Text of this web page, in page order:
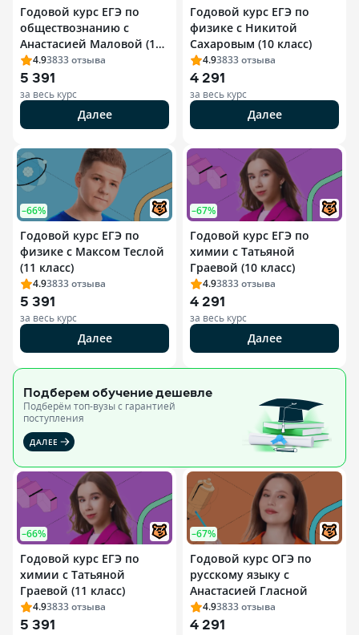
Годовой курс ЕГЭ по
обществознанию с
Анастасией Маловой (11
класс)
4.93833отзыва
5 391
за весь курс
Далее
Годовой курс ЕГЭ по
физике с Никитой
Сахаровым (10 класс)
4.93833отзыва
4 291
за весь курс
Далее
–66%
Годовой курс ЕГЭ по
физике с Максом Теслой
(11 класс)
4.93833отзыва
5 391
за весь курс
Далее
–67%
Годовой курс ЕГЭ по
химии с Татьяной
Граевой (10 класс)
4.93833отзыва
4 291
за весь курс
Далее
Подберем обучениедешевле
Подберём топ-вузы c гарантией
поступления
ДАЛЕЕ
–66%
Годовой курс ЕГЭ по
химии с Татьяной
Граевой (11 класс)
4.93833отзыва
5 391
–67%
Годовой курс ОГЭ по
русскому языку с
Анастасией Гласной
4.93833отзыва
4 291